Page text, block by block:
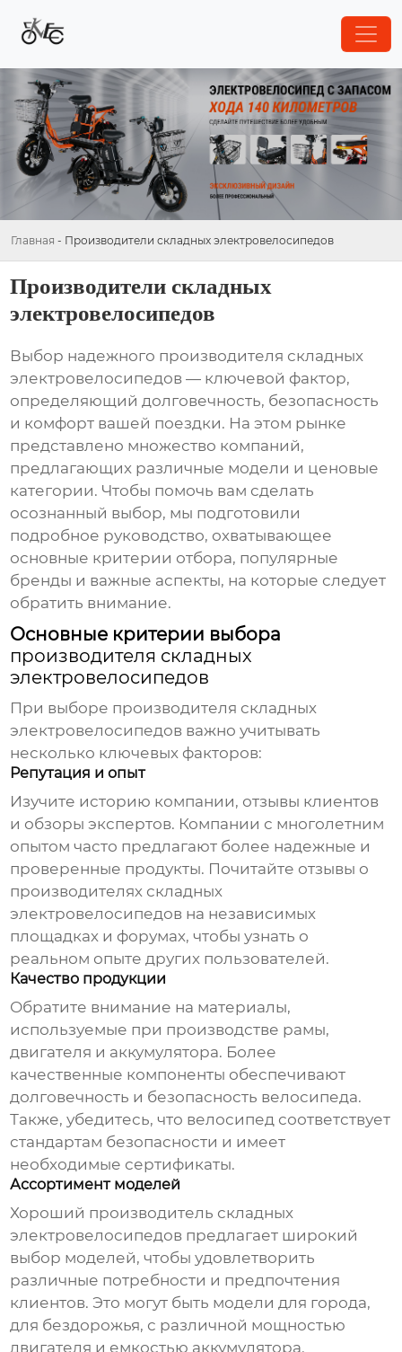
Главная - Производители складных электровелосипедов
Производители складных
электровелосипедов
Выбор надежного производителя складных
электровелосипедов — ключевой фактор,
определяющий долговечность, безопасность
и комфорт вашей поездки. На этом рынке
представлено множество компаний,
предлагающих различные модели и ценовые
категории. Чтобы помочь вам сделать
осознанный выбор, мы подготовили
подробное руководство, охватывающее
основные критерии отбора, популярные
бренды и важные аспекты, на которые следует
обратить внимание.
Основные критерии выбора
производителя складных
электровелосипедов
При выборе производителя складных
электровелосипедов важно учитывать
несколько ключевых факторов:
Репутация и опыт
Изучите историю компании, отзывы клиентов
и обзоры экспертов. Компании с многолетним
опытом часто предлагают более надежные и
проверенные продукты. Почитайте отзывы о
производителях складных
электровелосипедов на независимых
площадках и форумах, чтобы узнать о
реальном опыте других пользователей.
Качество продукции
Обратите внимание на материалы,
используемые при производстве рамы,
двигателя и аккумулятора. Более
качественные компоненты обеспечивают
долговечность и безопасность велосипеда.
Также, убедитесь, что велосипед соответствует
стандартам безопасности и имеет
необходимые сертификаты.
Ассортимент моделей
Хороший производитель складных
электровелосипедов предлагает широкий
выбор моделей, чтобы удовлетворить
различные потребности и предпочтения
клиентов. Это могут быть модели для города,
для бездорожья, с различной мощностью
двигателя и емкостью аккумулятора.